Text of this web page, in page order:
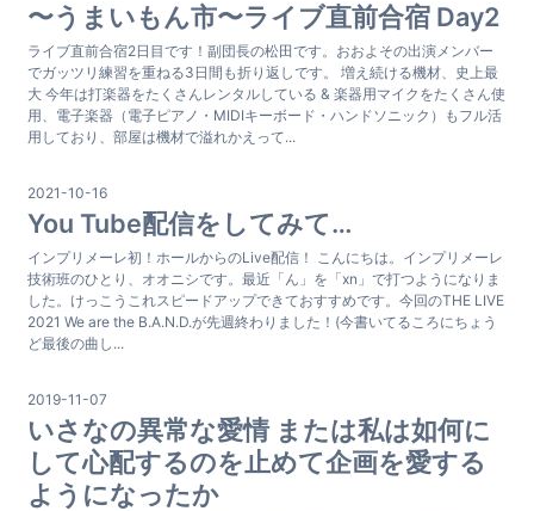
〜うまいもん市〜ライブ直前合宿 Day2
ライブ直前合宿2日目です！副団長の松田です。おおよその出演メンバー
でガッツリ練習を重ねる3日間も折り返しです。 増え続ける機材、史上最
大 今年は打楽器をたくさんレンタルしている & 楽器用マイクをたくさん使
用、電子楽器（電子ピアノ・MIDIキーボード・ハンドソニック）もフル活
用しており、部屋は機材で溢れかえって...
2021-10-16
You Tube配信をしてみて…
インプリメーレ初！ホールからのLive配信！ こんにちは。インプリメーレ
技術班のひとり、オオニシです。最近「ん」を「xn」で打つようになりま
した。けっこうこれスピードアップできておすすめです。今回のTHE LIVE
2021 We are the B.A.N.D.が先週終わりました！(今書いてるころにちょう
ど最後の曲し...
2019-11-07
いさなの異常な愛情 または私は如何に
して心配するのを止めて企画を愛する
ようになったか